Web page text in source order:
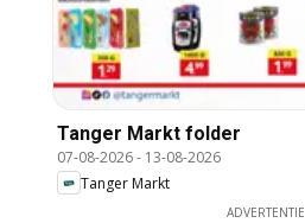
Tanger Markt folder
07-08-2026- 13-08-2026
Tanger Markt
ADVERTENTIE